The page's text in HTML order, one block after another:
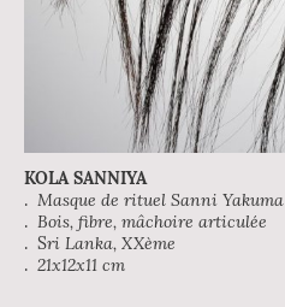
KOLA SANNIYA
. Masque de rituel Sanni Yakuma
. Bois, fibre, mâchoire articulée
. Sri Lanka, XXème
. 21x12x11 cm